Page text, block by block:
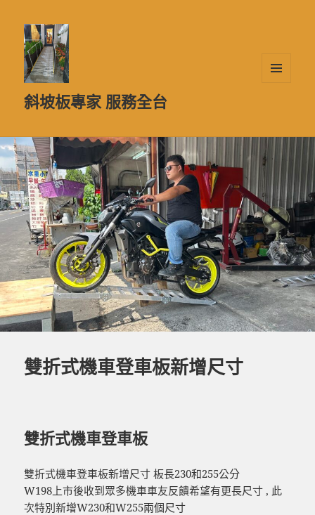
斜坡板專家 服務全台
雙折式機車登車板新增尺寸
雙折式機車登車板
雙折式機車登車板新增尺寸 板長230和255公分
W198上市後收到眾多機車車友反饋希望有更長尺寸 , 此
次特別新增W230和W255兩個尺寸